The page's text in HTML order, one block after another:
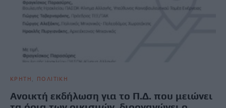
ΚΡΗΤΗ ΠΟΛΙΤΙΚΗ
Ανοικτή εκδήλωση για το Π.Δ. που μειώνει